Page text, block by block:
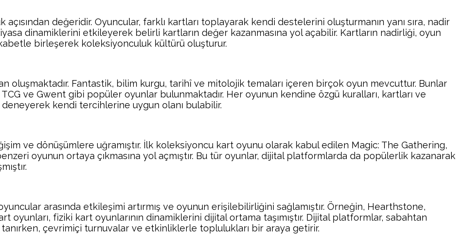
değeridir. Oyuncular, farklı kartları toplayarak kendi destelerini oluşturmanın yanı sıra, nadir
dinamiklerini etkileyerek belirli kartların değer kazanmasına yol açabilir. Kartların nadirliği, oyun
birleşerek koleksiyonculuk kültürü oluşturur.
oluşmaktadır. Fantastik, bilim kurgu, tarihî ve mitolojik temaları içeren birçok oyun mevcuttur. Bunlar
ve Gwent gibi popüler oyunlar bulunmaktadır. Her oyunun kendine özgü kuralları, kartları ve
deneyerek kendi tercihlerine uygun olanı bulabilir.
ve dönüşümlere uğramıştır. İlk koleksiyoncu kart oyunu olarak kabul edilen Magic: The Gathering,
oyunun ortaya çıkmasına yol açmıştır. Bu tür oyunlar, dijital platformlarda da popülerlik kazanarak
arasında etkileşimi artırmış ve oyunun erişilebilirliğini sağlamıştır. Örneğin, Hearthstone,
fiziki kart oyunlarının dinamiklerini dijital ortama taşımıştır. Dijital platformlar, sabahtan
çevrimiçi turnuvalar ve etkinliklerle toplulukları bir araya getirir.